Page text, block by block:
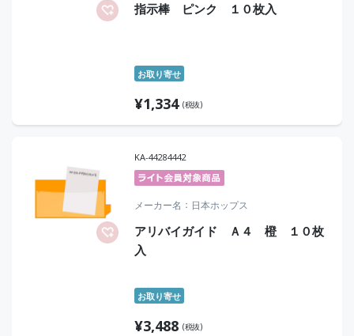
指示棒 ピンク １０枚入
お取り寄せ
¥1,334 (税抜)
KA-44284442
メーカー名 日本ホップス
アリバイガイド Ａ４ 橙 １０枚
入
お取り寄せ
¥3,488 (税抜)